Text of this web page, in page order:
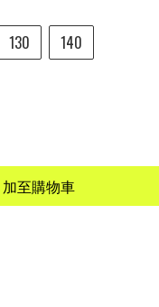
130 140
加至購物車